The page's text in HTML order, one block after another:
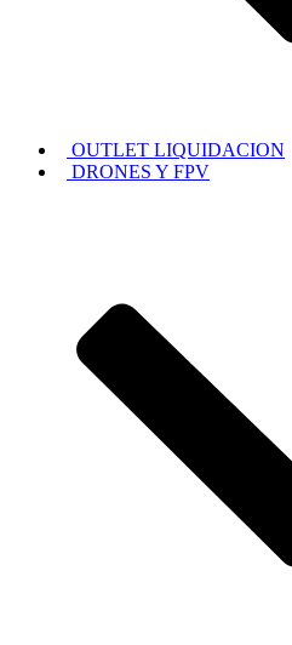
OUTLET LIQUIDACION
DRONES Y FPV